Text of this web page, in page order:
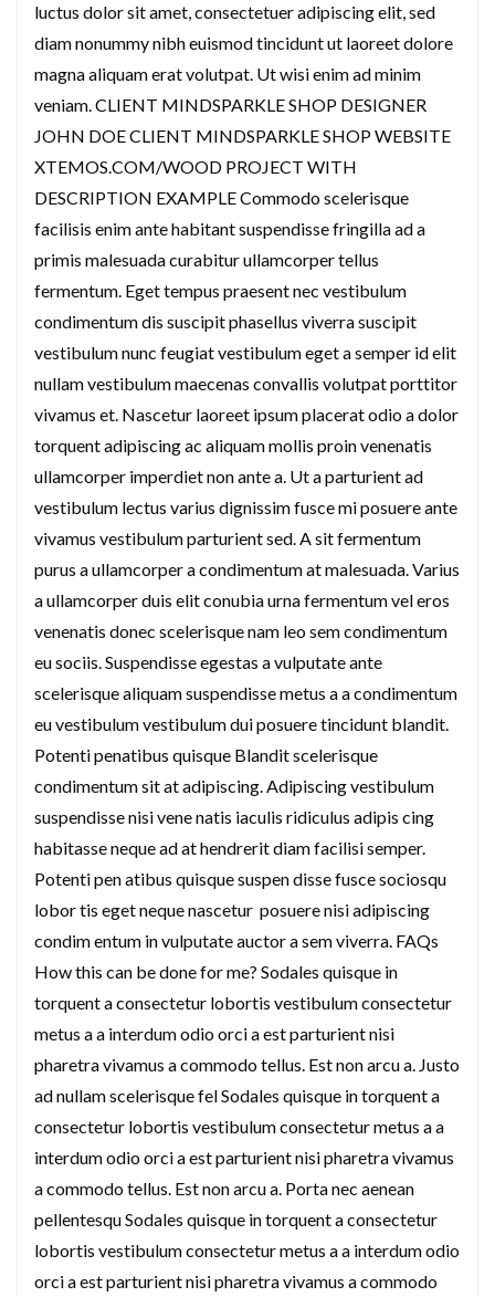
luctus dolor sit amet, consectetuer adipiscing elit, sed
diam nonummy nibh euismod tincidunt ut laoreet dolore
magna aliquam erat volutpat. Ut wisi enim ad minim
veniam. CLIENT MINDSPARKLE SHOP DESIGNER
JOHN DOE CLIENT MINDSPARKLE SHOP WEBSITE
XTEMOS.COM/WOOD PROJECT WITH
DESCRIPTION EXAMPLE Commodo scelerisque
facilisis enim ante habitant suspendisse fringilla ad a
primis malesuada curabitur ullamcorper tellus
fermentum. Eget tempus praesent nec vestibulum
condimentum dis suscipit phasellus viverra suscipit
vestibulum nunc feugiat vestibulum eget a semper id elit
nullam vestibulum maecenas convallis volutpat porttitor
vivamus et. Nascetur laoreet ipsum placerat odio a dolor
torquent adipiscing ac aliquam mollis proin venenatis
ullamcorper imperdiet non ante a. Ut a parturient ad
vestibulum lectus varius dignissim fusce mi posuere ante
vivamus vestibulum parturient sed. A sit fermentum
purus a ullamcorper a condimentum at malesuada. Varius
a ullamcorper duis elit conubia urna fermentum vel eros
venenatis donec scelerisque nam leo sem condimentum
eu sociis. Suspendisse egestas a vulputate ante
scelerisque aliquam suspendisse metus a a condimentum
eu vestibulum vestibulum dui posuere tincidunt blandit.
Potenti penatibus quisque Blandit scelerisque
condimentum sit at adipiscing. Adipiscing vestibulum
suspendisse nisi vene natis iaculis ridiculus adipis cing
habitasse neque ad at hendrerit diam facilisi semper.
Potenti pen atibus quisque suspen disse fusce sociosqu
lobor tis eget neque nascetur posuere nisi adipiscing
condim entum in vulputate auctor a sem viverra. FAQs
How this can be done for me? Sodales quisque in
torquent a consectetur lobortis vestibulum consectetur
metus a a interdum odio orci a est parturient nisi
pharetra vivamus a commodo tellus. Est non arcu a. Justo
ad nullam scelerisque fel Sodales quisque in torquent a
consectetur lobortis vestibulum consectetur metus a a
interdum odio orci a est parturient nisi pharetra vivamus
a commodo tellus. Est non arcu a. Porta nec aenean
pellentesqu Sodales quisque in torquent a consectetur
lobortis vestibulum consectetur metus a a interdum odio
orci a est parturient nisi pharetra vivamus a commodo